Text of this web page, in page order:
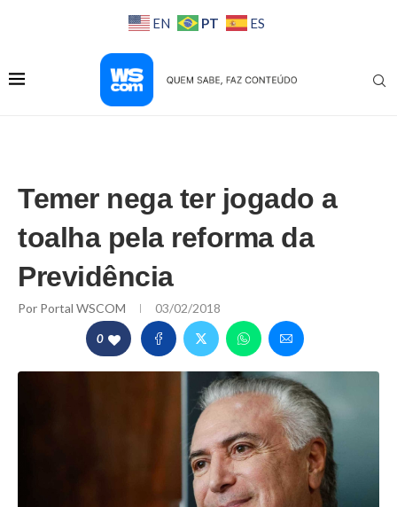
EN PT ES
Temer nega ter jogado a
toalha pela reforma da
Previdência
Por Portal WSCOM 03/02/2018
0